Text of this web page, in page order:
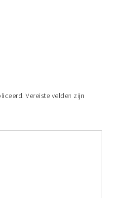
Vereiste velden zijn